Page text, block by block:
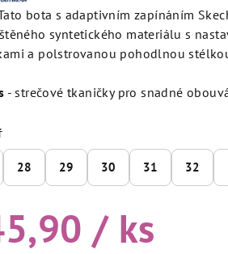
bota s adaptivním zapínáním
syntetického materiálu s
a polstrovanou pohodlnou
- strečové tkaničky pro snadné
28 29 30 31 32
/ ks